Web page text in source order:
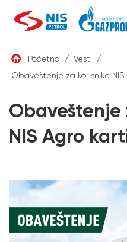
Skip
content
Početna / Vesti
/
Obaveštenje za korisnike
Obaveštenje
NIS Agro